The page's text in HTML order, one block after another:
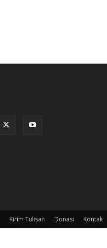
Kirim Tulisan Donasi Kontak